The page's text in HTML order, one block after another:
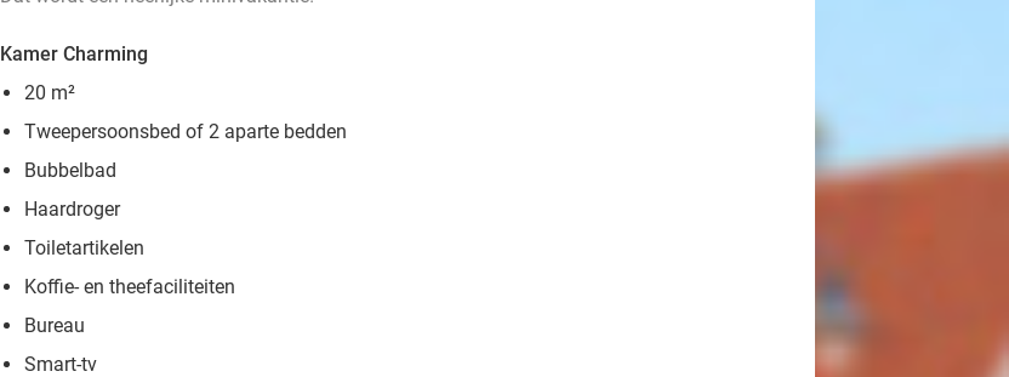
Kamer Charming
20 m²
Tweepersoonsbed of 2 aparte bedden
Bubbelbad
Haardroger
Toiletartikelen
Koffie- en theefaciliteiten
Bureau
Smart-tv